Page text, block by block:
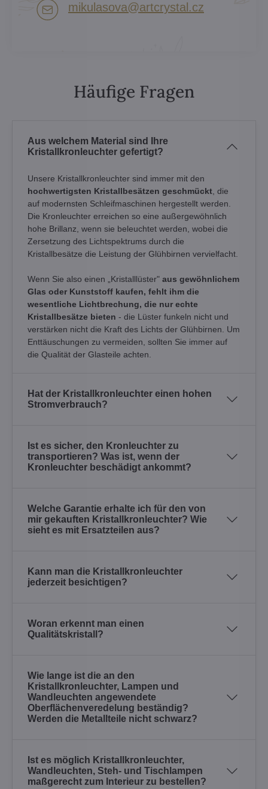
mikulasova​@artcrystal​.cz
Häufige Fragen
Aus welchem Material sind Ihre
Kristallkronleuchter gefertigt?
Unsere Kristallkronleuchter sind immer mit den
hochwertigsten Kristallbesätzen geschmückt , die
auf modernsten Schleifmaschinen hergestellt werden.
Die Kronleuchter erreichen so eine außergewöhnlich
hohe Brillanz, wenn sie beleuchtet werden, wobei die
Zersetzung des Lichtspektrums durch die
Kristallbesätze die Leistung der Glühbirnen vervielfacht.
Wenn Sie also einen „Kristalllüster" aus gewöhnlichem
Glas oder Kunststoff kaufen, fehlt ihm die
wesentliche Lichtbrechung, die nur echte
Kristallbesätze bieten - die Lüster funkeln nicht und
verstärken nicht die Kraft des Lichts der Glühbirnen. Um
Enttäuschungen zu vermeiden, sollten Sie immer auf
die Qualität der Glasteile achten.
Hat der Kristallkronleuchter einen hohen
Stromverbrauch?
Ist es sicher, den Kronleuchter zu
transportieren? Was ist, wenn der
Kronleuchter beschädigt ankommt?
Welche Garantie erhalte ich für den von
mir gekauften Kristallkronleuchter? Wie
sieht es mit Ersatzteilen aus?
Kann man die Kristallkronleuchter
jederzeit besichtigen?
Woran erkennt man einen
Qualitätskristall?
Wie lange ist die an den
Kristallkronleuchter, Lampen und
Wandleuchten angewendete
Oberflächenveredelung beständig?
Werden die Metallteile nicht schwarz?
Ist es möglich Kristallkronleuchter,
Wandleuchten, Steh- und Tischlampen
maßgerecht zum Interieur zu bestellen?